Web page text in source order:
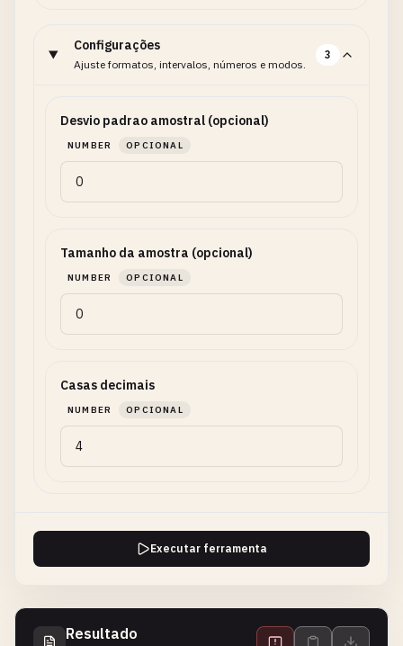
Configurações
Ajuste formatos, intervalos, números e modos.
3
Desvio padrao amostral (opcional)
NUMBER OPCIONAL
Tamanho da amostra (opcional)
NUMBER OPCIONAL
Casas decimais
NUMBER OPCIONAL
Executar ferramenta
Resultado